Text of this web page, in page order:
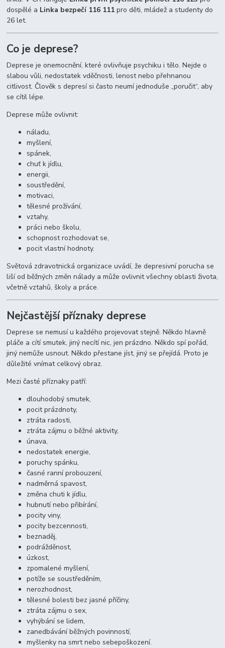
dospělé a Linka bezpečí 116 111 pro děti, mládež a studenty do
26 let.
Co je deprese?
Deprese je onemocnění, které ovlivňuje psychiku i tělo. Nejde o
slabou vůli, nedostatek vděčnosti, lenost nebo přehnanou
citlivost. Člověk s depresí si často neumí jednoduše „poručit“, aby
se cítil lépe.
Deprese může ovlivnit:
náladu,
myšlení,
spánek,
chuť k jídlu,
energii,
soustředění,
motivaci,
tělesné prožívání,
vztahy,
práci nebo školu,
schopnost rozhodovat se,
pocit vlastní hodnoty.
Světová zdravotnická organizace uvádí, že depresivní porucha se
liší od běžných změn nálady a může ovlivnit všechny oblasti života,
včetně vztahů, školy a práce.
Nejčastější příznaky deprese
Deprese se nemusí u každého projevovat stejně. Někdo hlavně
pláče a cítí smutek, jiný necítí nic, jen prázdno. Někdo spí pořád,
jiný nemůže usnout. Někdo přestane jíst, jiný se přejídá. Proto je
důležité vnímat celkový obraz.
Mezi časté příznaky patří:
dlouhodobý smutek,
pocit prázdnoty,
ztráta radosti,
ztráta zájmu o běžné aktivity,
únava,
nedostatek energie,
poruchy spánku,
časné ranní probouzení,
nadměrná spavost,
změna chuti k jídlu,
hubnutí nebo přibírání,
pocity viny,
pocity bezcennosti,
beznaděj,
podrážděnost,
úzkost,
zpomalené myšlení,
potíže se soustředěním,
nerozhodnost,
tělesné bolesti bez jasné příčiny,
ztráta zájmu o sex,
vyhýbání se lidem,
zanedbávání běžných povinností,
myšlenky na smrt nebo sebepoškození.